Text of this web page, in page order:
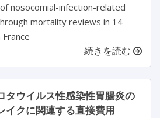
nosocomial-infection-related
mortality reviews in 14
続きを読む
タウイルス性感染性胃腸炎の
イクに関連する直接費用